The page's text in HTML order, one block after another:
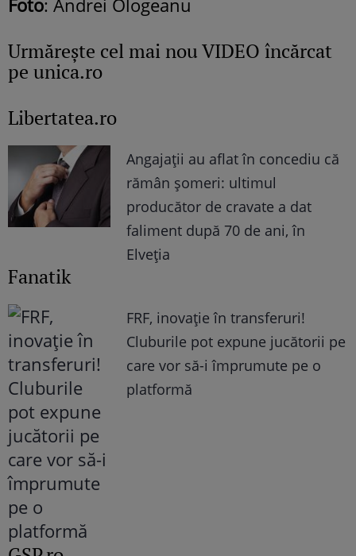
Urmăreşte cel mai nou VIDEO încărcat
pe unica.ro
Libertatea.ro
Angajații au aflat în concediu că
rămân șomeri: ultimul
producător de cravate a dat
faliment după 70 de ani, în
Elveția
Fanatik
FRF, inovație în transferuri!
Cluburile pot expune jucătorii pe
care vor să-i împrumute pe o
platformă